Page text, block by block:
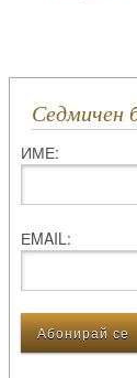
ИМЕ:
ЕMAIL: